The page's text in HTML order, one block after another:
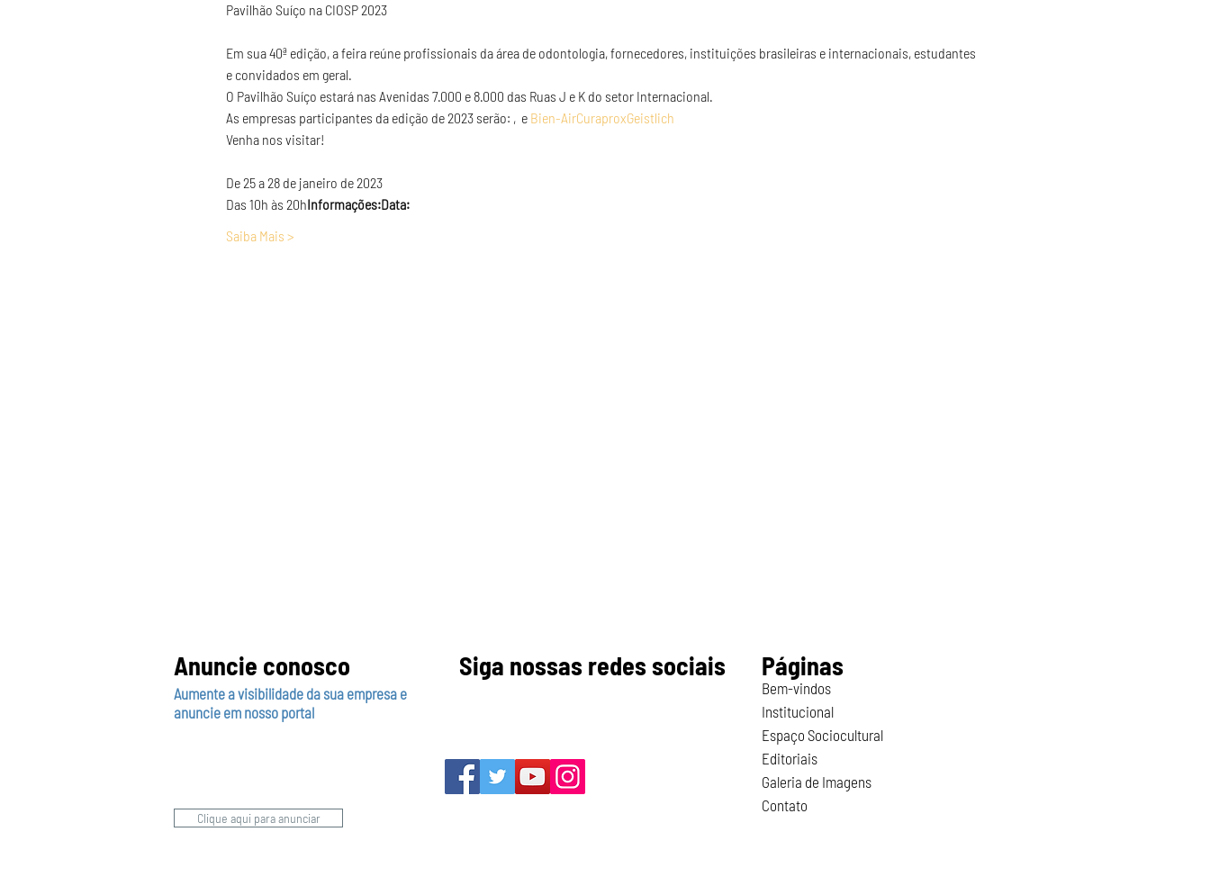
Pavilhão Suíço na CIOSP 2023
Em sua 40ª edição, a feira reúne profissionais da área de odontologia, fornecedores, instituições brasileiras e internacionais, estudantes
e convidados em geral.
O Pavilhão Suíço estará nas Avenidas 7.000 e 8.000 das Ruas J e K do setor Internacional.
As empresas participantes da edição de 2023 serão: , e Bien-AirCuraproxGeistlich
Venha nos visitar!
De 25 a 28 de janeiro de 2023
Das 10h às 20hInformações:Data:
Saiba Mais >
Anuncie conosco Siga nossas redes sociais
Aumente a visibilidade da sua empresa e
anuncie em nosso portal
Clique aqui para anunciar
Páginas
Bem-vindos
Institucional
Espaço Sociocultural
Editoriais
Galeria de Imagens
Contato